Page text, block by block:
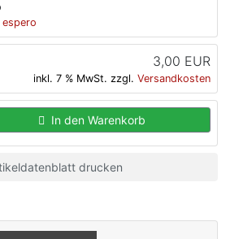
3,00 EUR
inkl. 7 % MwSt. zzgl. Versandkosten
In den Warenkorb
drucken